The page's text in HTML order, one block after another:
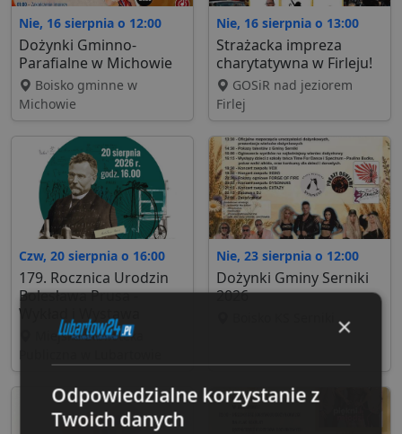
Nie, 16 sierpnia o 12:00
Dożynki Gminno-
Parafialne w Michowie
Boisko gminne w
Michowie
Nie, 16 sierpnia o 13:00
Strażacka impreza
charytatywna w Firleju!
GOSiR nad jeziorem
Firlej
Czw, 20 sierpnia o 16:00
179. Rocznica Urodzin
Bolesława Prusa -
Wykład i Wystawa
Miejska Biblioteka
Nie, 23 sierpnia o 12:00
Dożynki Gminy Serniki
2026
×
Odpowiedzialne korzystanie z
Twoich danych